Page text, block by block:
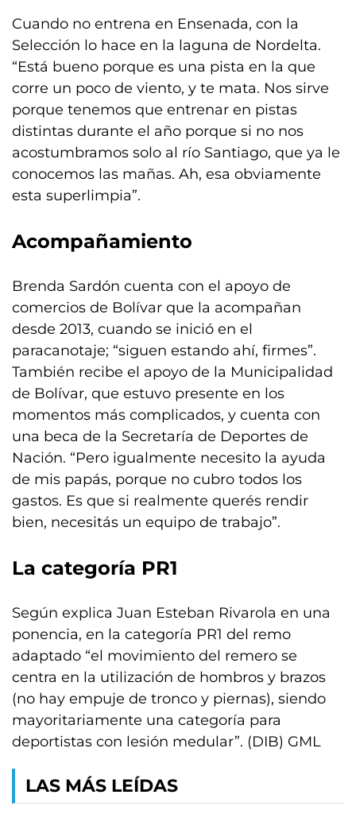
Cuando no entrena en Ensenada, con la
Selección lo hace en la laguna de Nordelta.
“Está bueno porque es una pista en la que
corre un poco de viento, y te mata. Nos sirve
porque tenemos que entrenar en pistas
distintas durante el año porque si no nos
acostumbramos solo al río Santiago, que ya le
conocemos las mañas. Ah, esa obviamente
esta superlimpia”.
Acompañamiento
Brenda Sardón cuenta con el apoyo de
comercios de Bolívar que la acompañan
desde 2013, cuando se inició en el
paracanotaje; “siguen estando ahí, firmes”.
También recibe el apoyo de la Municipalidad
de Bolívar, que estuvo presente en los
momentos más complicados, y cuenta con
una beca de la Secretaría de Deportes de
Nación. “Pero igualmente necesito la ayuda
de mis papás, porque no cubro todos los
gastos. Es que si realmente querés rendir
bien, necesitás un equipo de trabajo”.
La categoría PR1
Según explica Juan Esteban Rivarola en una
ponencia, en la categoría PR1 del remo
adaptado “el movimiento del remero se
centra en la utilización de hombros y brazos
(no hay empuje de tronco y piernas), siendo
mayoritariamente una categoría para
deportistas con lesión medular”. (DIB) GML
LAS MÁS LEÍDAS